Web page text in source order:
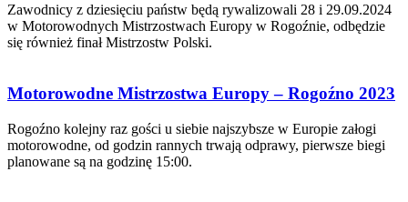
Zawodnicy z dziesięciu państw będą rywalizowali 28 i 29.09.2024
w Motorowodnych Mistrzostwach Europy w Rogoźnie, odbędzie
się również finał Mistrzostw Polski.
Motorowodne Mistrzostwa Europy – Rogoźno 2023
Rogoźno kolejny raz gości u siebie najszybsze w Europie załogi
motorowodne, od godzin rannych trwają odprawy, pierwsze biegi
planowane są na godzinę 15:00.